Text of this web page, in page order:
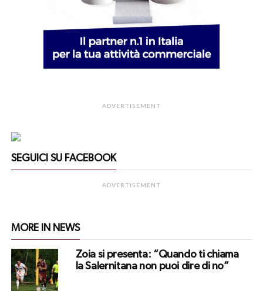
ADVERTISEMENT
SEGUICI SU FACEBOOK
ADVERTISEMENT
MORE IN NEWS
Zoia si presenta: “Quando ti chiama
la Salernitana non puoi dire di no”